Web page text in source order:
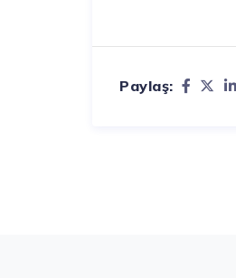
Paylaş: